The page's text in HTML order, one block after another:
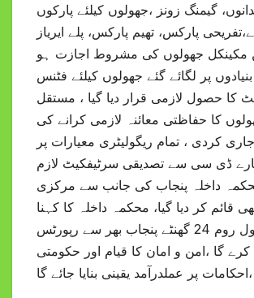
گیمنگ زونز ،جھولوں کیلئے پارکوں
پارکس، تھیم پارکس، پلے ایریاز
مکینکل جھولوں کی مشروط اجازت ہو
پر لگائے گئے جھولوں کیلئے فٹنس
کا حصول لازمی قرار دیا گیا ، مستقل
کا حفاظتی معائنہ لازمی کرانے کی
کردی ، تمام ریگولیٹری معیارات پر
ڈی سی سے تصدیقی سرٹیفکیٹ لازم
داخلہ پنجاب کی جانب سے مرکزی
قائم کر دیا گیا، محکمہ داخلہ کا کہنا
ہے کہ کنٹرول روم 24 گھنٹے پنجاب بھر سے رپورٹس
گا ،امن و امان کا قیام اور حکومتی
احکامات پر عملدرآمد یقینی بنایا جائے گا،